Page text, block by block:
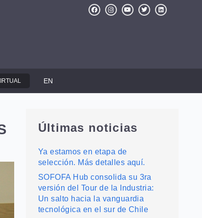
EN
Últimas noticias
Ya estamos en etapa de
selección. Más detalles aquí.
SOFOFA Hub consolida su 3ra
versión del Tour de la Industria:
Un salto hacia la vanguardia
tecnológica en el sur de Chile